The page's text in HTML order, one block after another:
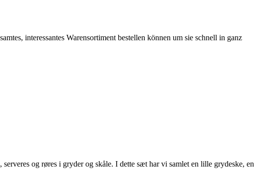
interessantes Warensortiment bestellen können um sie schnell in ganz
og røres i gryder og skåle. I dette sæt har vi samlet en lille grydeske, en